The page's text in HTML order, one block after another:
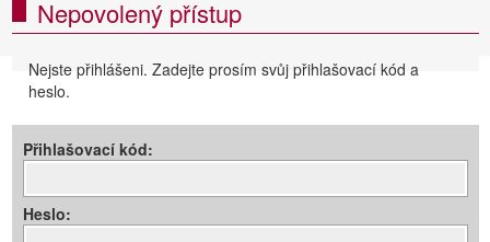
Nepovolený přístup
Nejste přihlášeni. Zadejte prosím svůj přihlašovací kód a
heslo.
Přihlašovací kód:
Heslo: